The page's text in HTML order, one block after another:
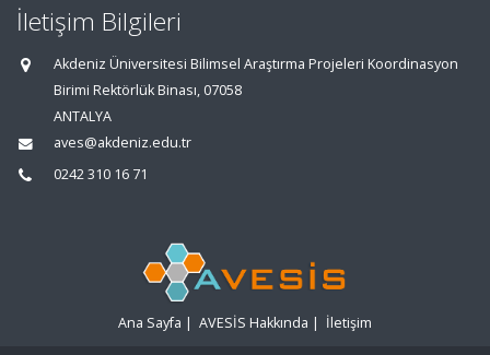
İletişim Bilgileri
Akdeniz Üniversitesi Bilimsel Araştırma Projeleri Koordinasyon
Birimi Rektörlük Binası, 07058
ANTALYA
aves@akdeniz.edu.tr
0242 310 16 71
Ana Sayfa | AVESİS Hakkında | İletişim